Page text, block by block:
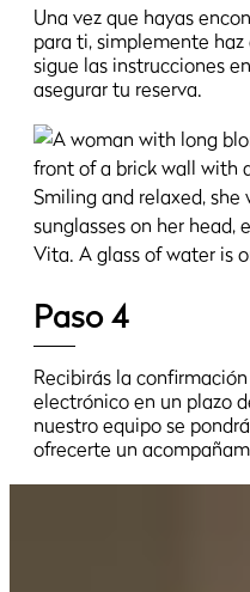
Una vez que hayas
para ti, simplemente haz
sigue las instrucciones
asegurar tu reserva.
Paso 4
Recibirás la
electrónico en un plazo
nuestro equipo se
ofrecerte un